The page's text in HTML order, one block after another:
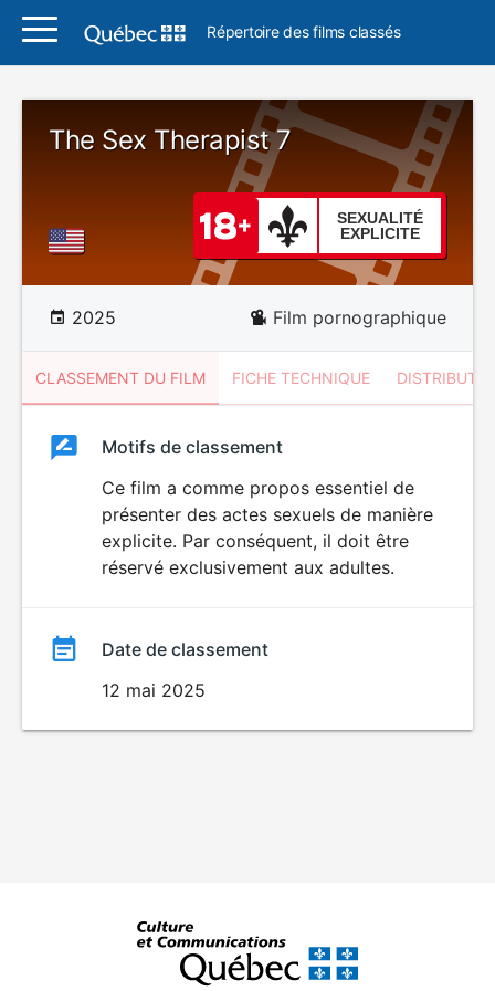
Répertoire des films classés
The Sex Therapist 7
SEXUALITÉ
EXPLICITE
2025 Film pornographique
CLASSEMENT DU FILM FICHE TECHNIQUE
ClassementClassement
SEXUALITÉ
EXPLICITE
Motifs de classement
Ce film a comme propos essentiel de
présenter des actes sexuels de manière
explicite. Par conséquent, il doit être
réservé exclusivement aux adultes.
Date de classement
12 mai 2025